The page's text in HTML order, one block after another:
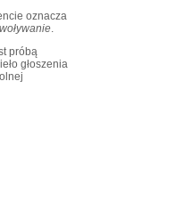
oznacza
.
próbą
głoszenia